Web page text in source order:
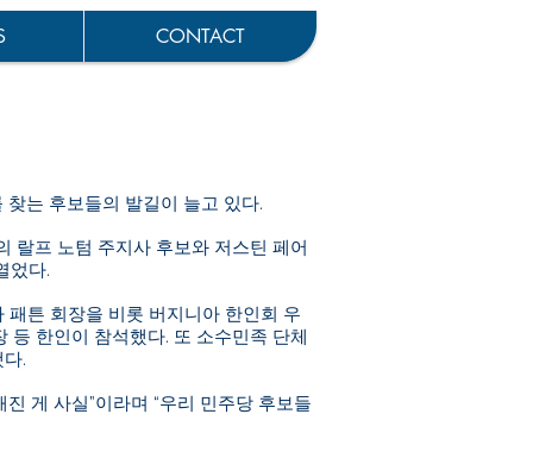
CONTACT
는 후보들의 발길이 늘고 있다.
랄프 노텀 주지사 후보와 저스틴 페어
었다.
패튼 회장을 비롯 버지니아 한인회 우
등 한인이 참석했다. 또 소수민족 단체
.
게 사실”이라며 “우리 민주당 후보들